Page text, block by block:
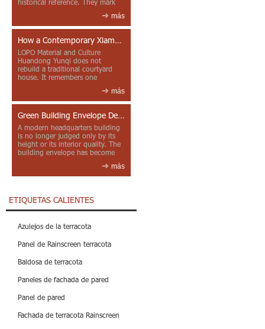
historical reference. They mark
más
How a Contemporary Xiamen Project Reframes Minnan Red Brick
LOPO Material and Culture
Huandong Yunqi does not
rebuild a traditional courtyard
house. It remembers one
más
Green Building Envelope Design: Clay Sunscreen Fins for Modern Headquarters Architecture
A modern headquarters building
is no longer judged only by its
height or its interior quality. The
building envelope has become
más
ETIQUETAS CALIENTES
Azulejos de la terracota
Panel de Rainscreen terracota
Baldosa de terracota
Paneles de fachada de pared
Panel de pared
Fachada de terracota Rainscreen